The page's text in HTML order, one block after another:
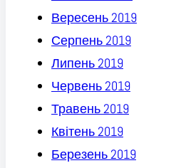
Вересень 2019
Серпень 2019
Липень 2019
Червень 2019
Травень 2019
Квітень 2019
Березень 2019